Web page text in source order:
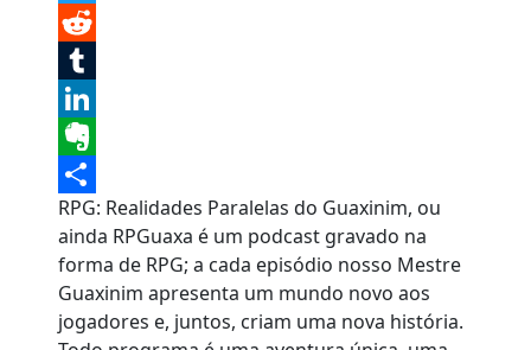
Twitter
Reddit
Tumblr
LinkedIn
Evernote
Share
RPG: Realidades Paralelas do Guaxinim, ou
ainda RPGuaxa é um podcast gravado na
forma de RPG; a cada episódio nosso Mestre
Guaxinim apresenta um mundo novo aos
jogadores e, juntos, criam uma nova história.